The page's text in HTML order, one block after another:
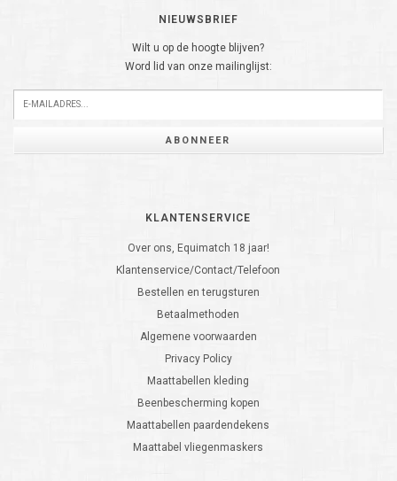
NIEUWSBRIEF
Wilt u op de hoogte blijven?
Word lid van onze mailinglijst:
ABONNEER
KLANTENSERVICE
Over ons, Equimatch 18 jaar!
Klantenservice/Contact/Telefoon
Bestellen en terugsturen
Betaalmethoden
Algemene voorwaarden
Privacy Policy
Maattabellen kleding
Beenbescherming kopen
Maattabellen paardendekens
Maattabel vliegenmaskers